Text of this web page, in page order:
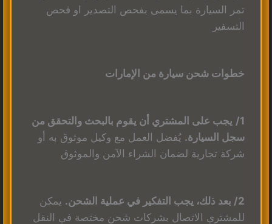
تمر السيارة بما يسمى بفحص التصدير او فحص
التسفير
خطوات شحن سيارة من الإمارات
1/
يجب على المشتري أن يقوم بالبحث والتحقق من
سجل السيارة. يُفضل العمل مع وكيل موثوق به أو
شركة تجارية لضمان الشراء الآمن والموثوق
2/ بعد ذلك، يجب التفكير في عملية الشحن.
يمكن
للمشتري الاتصال بشركات شحن مختصة في النقل